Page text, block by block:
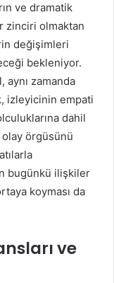
ve dramatik
zinciri olmaktan
değişimleri
bekleniyor.
aynı zamanda
izleyicinin empati
dahil
olay örgüsünü
bugünkü ilişkiler
koyması da
ve